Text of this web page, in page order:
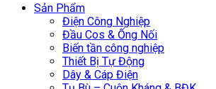
Sản Phẩm
Điện Công Nghiệp
Đầu Cos & Ống Nối
Biến tần công nghiệp
Thiết Bị Tự Động
Dây & Cáp Điện